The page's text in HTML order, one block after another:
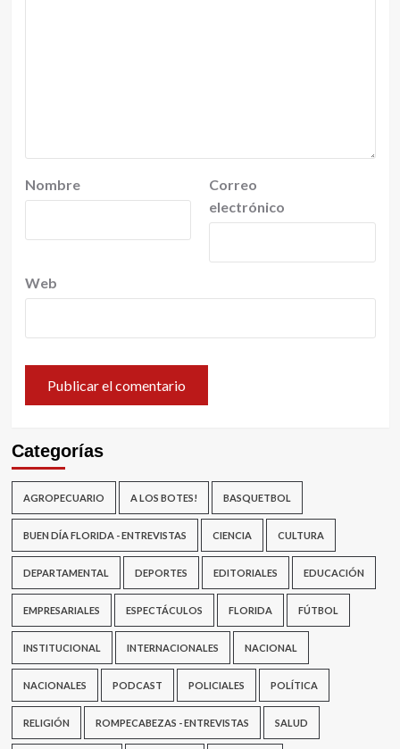
Nombre
Correo
electrónico
Web
Categorías
AGROPECUARIO A LOS BOTES! BASQUETBOL
BUEN DÍA FLORIDA - ENTREVISTAS CIENCIA CULTURA
DEPARTAMENTAL DEPORTES EDITORIALES EDUCACIÓN
EMPRESARIALES ESPECTÁCULOS FLORIDA FÚTBOL
INSTITUCIONAL INTERNACIONALES NACIONAL
NACIONALES PODCAST POLICIALES POLÍTICA
RELIGIÓN ROMPECABEZAS - ENTREVISTAS SALUD